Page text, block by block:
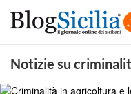
Notizie su